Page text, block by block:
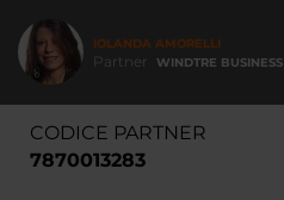
contenuto
principale
IOLANDA AMORELLI
Partner WINDTRE BUSINESS
CODICE PARTNER
7870013283
NAVIGAZIONE
PRINCIPALE